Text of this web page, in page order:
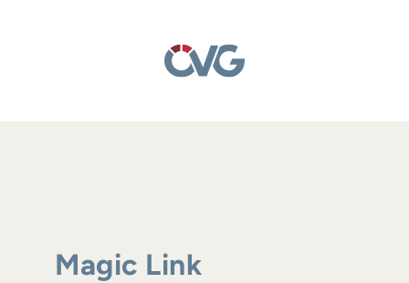
Magic Link